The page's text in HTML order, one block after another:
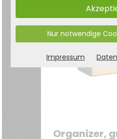
Organizer,
Nur notwendige
Impressum